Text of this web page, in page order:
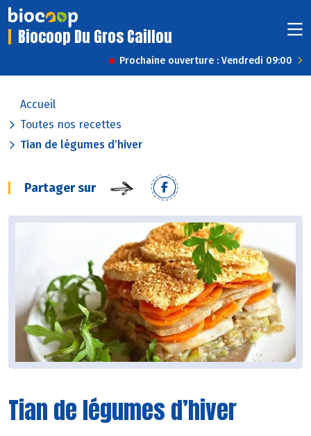
Biocoop Du Gros Caillou
Prochaine ouverture : Vendredi 09:00
Accueil
Toutes nos recettes
Tian de légumes d’hiver
Partager sur
Tian de légumes d’hiver